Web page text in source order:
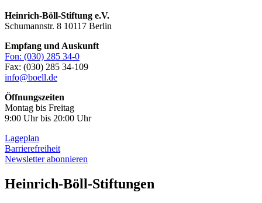
Heinrich-Böll-Stiftung e.V.
Schumannstr. 8 10117 Berlin
Empfang und Auskunft
Fon: (030) 285 34-0
Fax: (030) 285 34-109
info@boell.de
Öffnungszeiten
Montag bis Freitag
9:00 Uhr bis 20:00 Uhr
Lageplan
Barrierefreiheit
Newsletter abonnieren
Heinrich-Böll-Stiftungen